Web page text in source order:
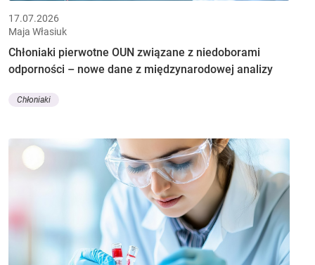
17.07.2026
Maja Własiuk
Chłoniaki pierwotne OUN związane z niedoborami
odporności – nowe dane z międzynarodowej analizy
Chłoniaki